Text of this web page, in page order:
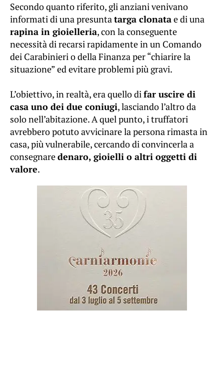
Secondo quanto riferito, gli anziani venivano
informati di una presuntatarga clonatae di una
rapina in gioielleria, con la conseguente
necessità di recarsi rapidamente in un Comando
dei Carabinieri o della Finanza per “chiarire la
situazione” ed evitare problemi più gravi.
L’obiettivo, in realtà, era quello difar uscire di
casa uno dei due coniugi, lasciando l’altro da
solo nell’abitazione. A quel punto, i truffatori
avrebbero potuto avvicinare la persona rimasta in
casa, più vulnerabile, cercando di convincerla a
consegnaredenaro, gioielli o altri oggetti di
valore.